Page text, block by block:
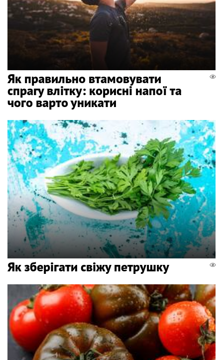
Як правильно втамовувати
спрагу влітку: корисні напої та
чого варто уникати
Як зберігати свіжу петрушку